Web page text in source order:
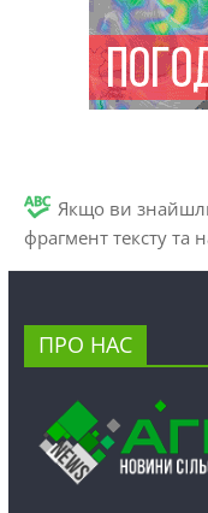
Якщо ви
фрагмент тексту та
ПРО НАС